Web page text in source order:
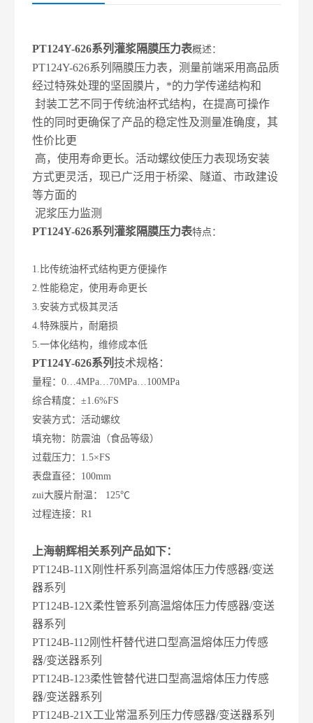
PT124Y-626系列灌浆隔膜压力表概述：
PT124Y-626系列隔膜压力表，测量前端采用高品质
经过特殊处理的坚固膜片，*的力学传递结构和
封装工艺不同于传统油杯式结构，在提高可操作
性的同时更确保了产品的稳定性及测量准确度，其
性价比更
高，使用寿命更长。活动螺纹使压力表现场安装
方式更灵活，现已广泛用于桥梁、隧道、市政建设
等方面的
泥浆压力监测
PT124Y-626系列灌浆隔膜压力表特点：
1.比传统油杯式结构更方便操作
2.性能稳定，使用寿命更长
3.安装方式极其灵活
4.特殊膜片，耐磨损
5.一体化结构，维修成本低
PT124Y-626系列技术规格：
量程：0…4MPa…70MPa…100MPa
综合精度：±1.6%FS
安装方式：活动螺纹
填充物：防震油（食品等级）
过载压力：1.5×FS
表盘直径：100mm
zui大膜片耐温： 125℃
过程连接：R1
上海朝辉相关系列产品如下：
PT124B-11X刚性杆系列高温熔体压力传感器/变送
器系列
PT124B-12X柔性管系列高温熔体压力传感器/变送
器系列
PT124B-112刚性杆替代进口型高温熔体压力传感
器/变送器系列
PT124B-123柔性管替代进口型高温熔体压力传感
器/变送器系列
PT124B-21X工业常温系列压力传感器/变送器系列